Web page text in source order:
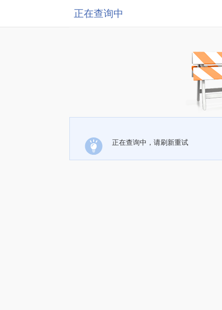
正在查询中
正在查询中，请刷新重试